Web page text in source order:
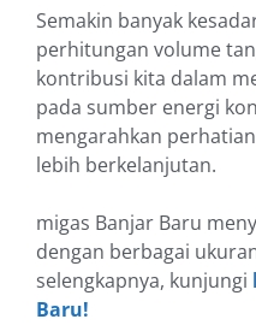
Semakin banyak
perhitungan volume
kontribusi kita dalam
pada sumber energi
mengarahkan
lebih berkelanjutan.
migas Banjar Baru
dengan berbagai
selengkapnya, kunjungi
Baru!